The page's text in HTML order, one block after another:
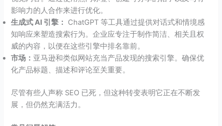
影响力的人合作来进行优化。
生成式 AI 引擎：
ChatGPT 等工具通过提供对话式和情境感
知响应来塑造搜索行为。企业应专注于制作简洁、相关且权
威的内容，以便在这些引擎中排名靠前。
市场： 亚马逊和类似网站充当产品发现的搜索引擎。确保优
化产品标题、描述和评论至关重要。
尽管有些人声称 SEO 已死，但这种转变表明它正在不断发
展，但仍然充满活力。